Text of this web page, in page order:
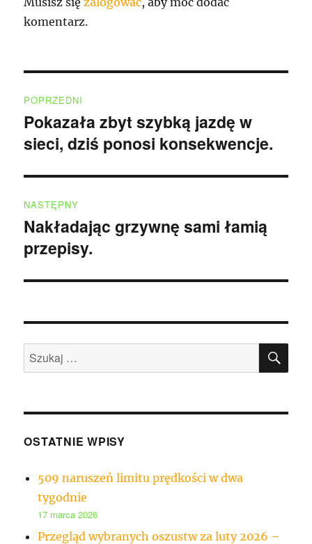
komentarz.
wpisu
POPRZEDNI
Poprzedni
wpis:
Pokazała zbyt szybką jazdę w
sieci, dziś ponosi konsekwencje.
NASTĘPNY
Następny
wpis:
Nakładając grzywnę sami łamią
przepisy.
Szukaj:
OSTATNIE WPISY
509 naruszeń limitu prędkości w dwa
tygodnie
17 marca 2026
Przegląd wybranych oszustw za luty 2026 –